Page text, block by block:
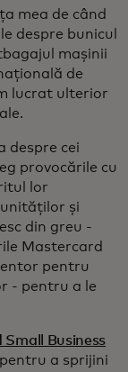
mea de când
despre bunicul
mașinii
de
lucrat ulterior
despre cei
provocările cu
lor
și
din greu -
Mastercard
pentru
- pentru a le
Small Business
a sprijini